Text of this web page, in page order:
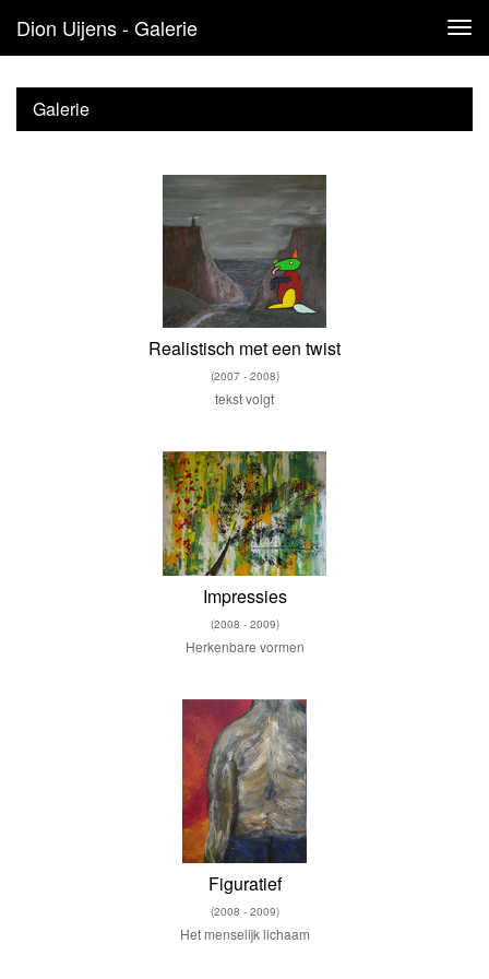
Dion Uijens - Galerie
Galerie
Realistisch met een twist
(2007 - 2008)
tekst volgt
Impressies
(2008 - 2009)
Herkenbare vormen
Figuratief
(2008 - 2009)
Het menselijk lichaam